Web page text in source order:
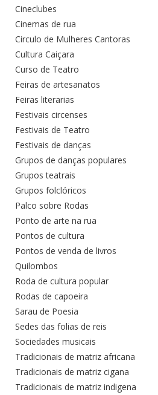
Cineclubes
Cinemas de rua
Circulo de Mulheres Cantoras
Cultura Caiçara
Curso de Teatro
Feiras de artesanatos
Feiras literarias
Festivais circenses
Festivais de Teatro
Festivais de danças
Grupos de danças populares
Grupos teatrais
Grupos folclóricos
Palco sobre Rodas
Ponto de arte na rua
Pontos de cultura
Pontos de venda de livros
Quilombos
Roda de cultura popular
Rodas de capoeira
Sarau de Poesia
Sedes das folias de reis
Sociedades musicais
Tradicionais de matriz africana
Tradicionais de matriz cigana
Tradicionais de matriz indigena